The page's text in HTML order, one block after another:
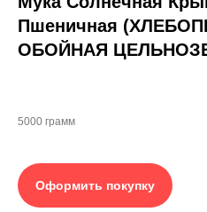
Пшеничная
ОБОЙНАЯ
5000 грамм
Оформить покупку